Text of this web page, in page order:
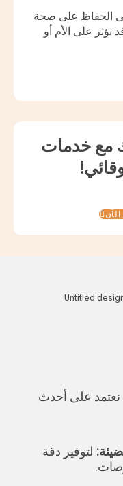
الحفاظ على صحة
على الأم أو
مع خدمات
نعتمد على أحدث
: لتوفير دقة